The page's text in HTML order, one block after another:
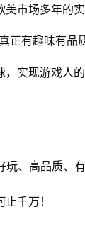
市场多年的
正有趣味有品
实现游戏人的
玩、高品质、
千万！